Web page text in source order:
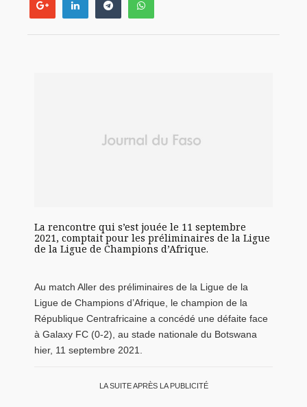
La rencontre qui s’est jouée le 11 septembre
2021, comptait pour les préliminaires de la Ligue
de la Ligue de Champions d’Afrique.
Au match Aller des préliminaires de la Ligue de la
Ligue de Champions d’Afrique, le champion de la
République Centrafricaine a concédé une défaite face
à Galaxy FC (0-2), au stade nationale du Botswana
hier, 11 septembre 2021.
LA SUITE APRÈS LA PUBLICITÉ